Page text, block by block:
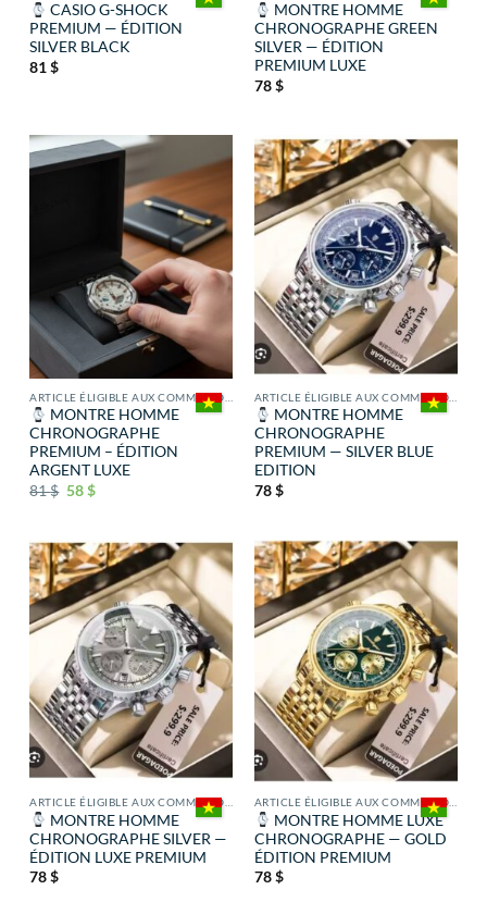
CASIO G-SHOCK
PREMIUM — ÉDITION
SILVER BLACK
81$
MONTRE HOMME
CHRONOGRAPHE GREEN
SILVER — ÉDITION
PREMIUM LUXE
78$
MONTRE HOMME
CHRONOGRAPHE
PREMIUM – ÉDITION
ARGENT LUXE
81$ 58$
MONTRE HOMME
CHRONOGRAPHE
PREMIUM — SILVER BLUE
EDITION
78$
MONTRE HOMME
CHRONOGRAPHE SILVER —
ÉDITION LUXE PREMIUM
78$
MONTRE HOMME LUXE
CHRONOGRAPHE — GOLD
ÉDITION PREMIUM
78$